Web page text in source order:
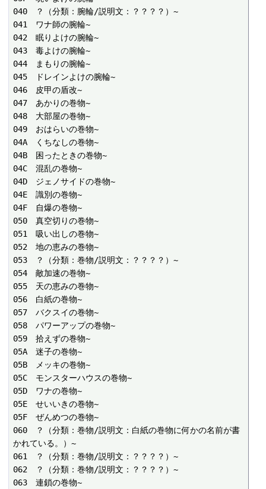
040　？（分類：腕輪/説明文：？？？？）~
041　ワナ師の腕輪~
042　眠りよけの腕輪~
043　毒よけの腕輪~
044　まもりの腕輪~
045　ドレインよけの腕輪~
046　皮甲の盾改~
047　あかりの巻物~
048　大部屋の巻物~
049　おはらいの巻物~
04A　くちなしの巻物~
04B　困ったときの巻物~
04C　混乱の巻物~
04D　ジェノサイドの巻物~
04E　識別の巻物~
04F　自爆の巻物~
050　真空切りの巻物~
051　吸い出しの巻物~
052　地の恵みの巻物~
053　？（分類：巻物/説明文：？？？？）~
054　敵加速の巻物~
055　天の恵みの巻物~
056　白紙の巻物~
057　バクスイの巻物~
058　パワーアップの巻物~
059　拾えずの巻物~
05A　迷子の巻物~
05B　メッキの巻物~
05C　モンスターハウスの巻物~
05D　ワナの巻物~
05E　せいいきの巻物~
05F　ぜんめつの巻物~
060　？（分類：巻物/説明文：白紙の巻物に何かの名前が書
かれている。）~
061　？（分類：巻物/説明文：？？？？）~
062　？（分類：巻物/説明文：？？？？）~
063　連鎖の巻物~